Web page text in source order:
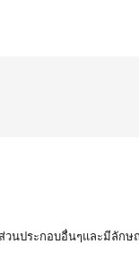
วนประกอบอื่นๆและมีลักษ